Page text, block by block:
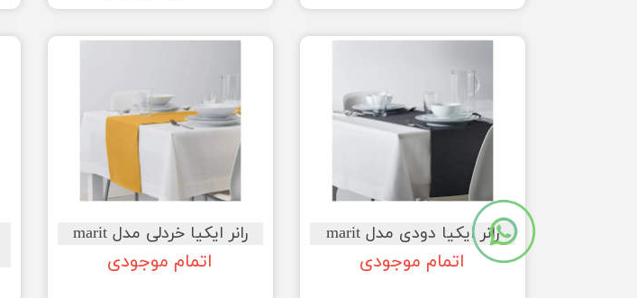
رانر ایکیا دودی مدل marit
اتمام موجودی
رانر ایکیا خردلی مدل marit
اتمام موجودی